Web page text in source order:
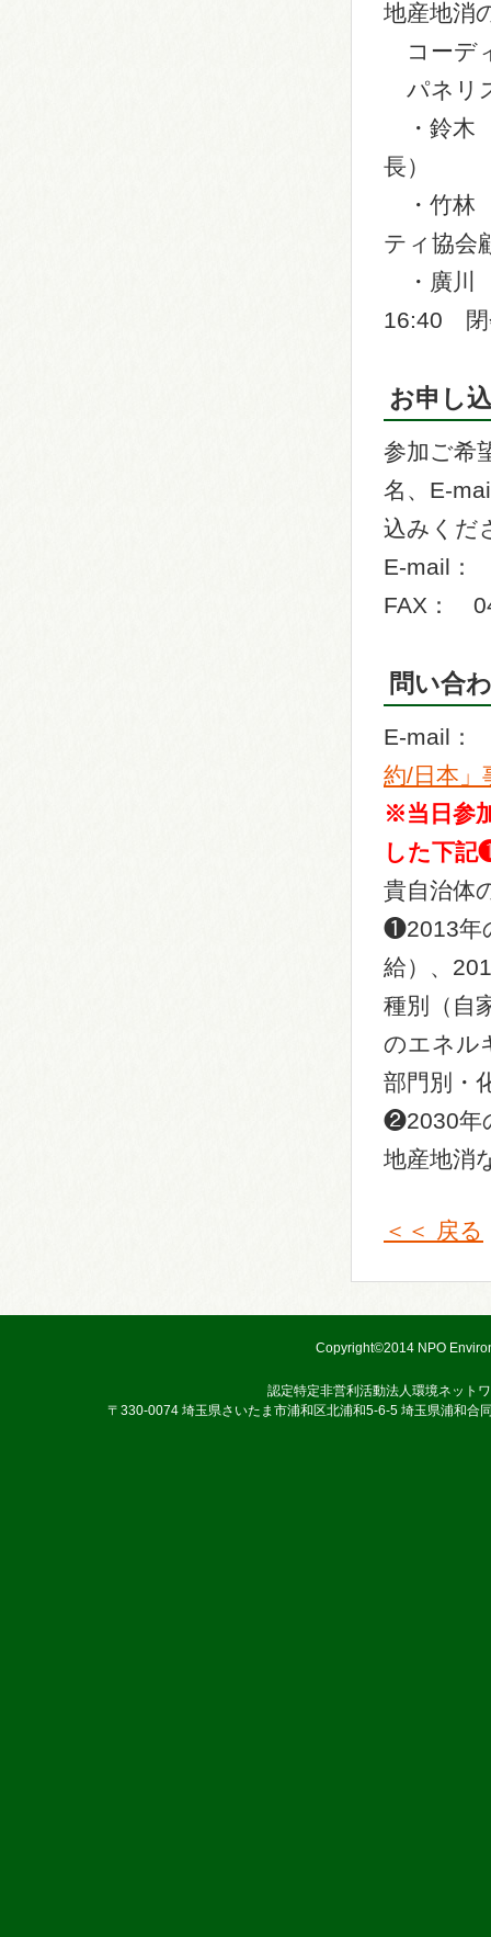
地産地消
コーデ
パネリ
・鈴木
長）
・竹林
ティ協会
・廣川
16:40 閉
お申し
参加ご希
名、E-
込みくだ
E-mail：
FAX：
問い合
E-mail
約/日本」
※当日参
した下
貴自治体
❶2013年
給）、
種別（自
のエネル
部門別・
❷2030年
地産地消
＜＜ 戻る
Copyright©2014 NPO
認定特定非営利活動法人環境ネット
〒330-0074 埼玉県さいたま市浦和区北浦和5-6-5 埼玉県浦